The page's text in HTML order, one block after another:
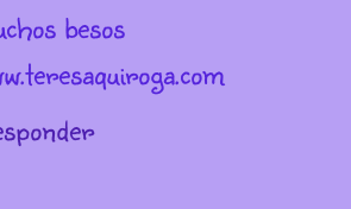
besos